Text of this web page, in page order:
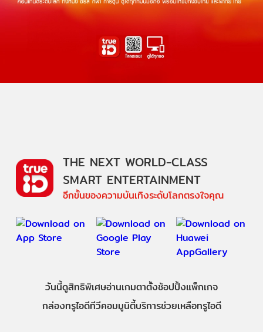
THE NEXT WORLD-CLASS
SMART ENTERTAINMENT
อีกขั้นของความบันเทิงระดับโลกตรงใจคุณ
วันนี้ดูสิทธิพิเศษอ่านเกมตาตั้งช้อปปิ้งแพ็กเกจ
กล่องทรูไอดีทีวีคอมมูนิตี้บริการช่วยเหลือทรูไอดี